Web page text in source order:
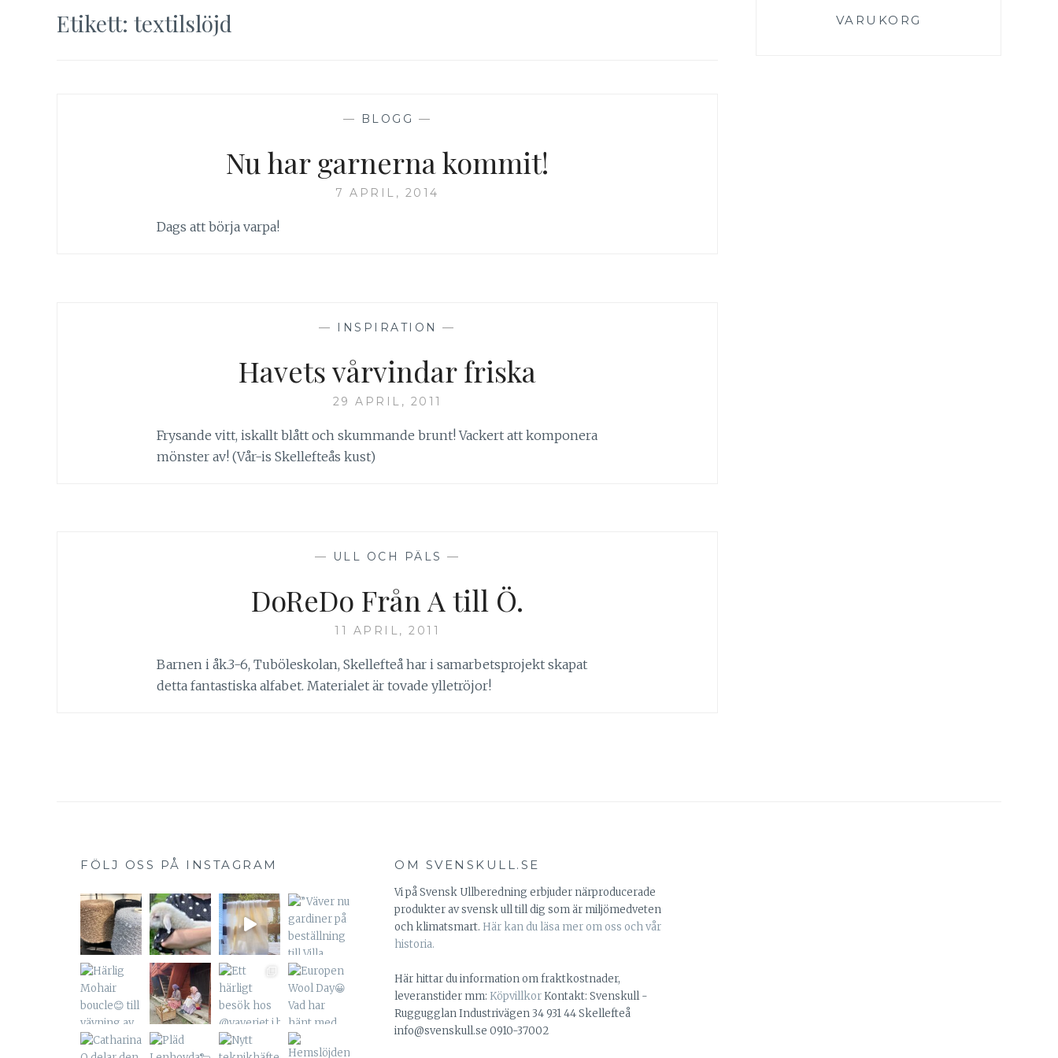
Etikett: textilslöjd
— BLOGG —
Nu har garnerna kommit!
7 APRIL, 2014
Dags att börja varpa!
— INSPIRATION —
Havets vårvindar friska
29 APRIL, 2011
Frysande vitt, iskallt blått och skummande brunt! Vackert att komponera
mönster av! (Vår-is Skellefteås kust)
— ULL OCH PÄLS —
DoReDo Från A till Ö.
11 APRIL, 2011
Barnen i åk.3-6, Tuböleskolan, Skellefteå har i samarbetsprojekt skapat
detta fantastiska alfabet. Materialet är tovade ylletröjor!
VARUKORG
FÖLJ OSS PÅ INSTAGRAM OM SVENSKULL.SE
Vi på Svensk Ullberedning erbjuder närproducerade
produkter av svensk ull till dig som är miljömedveten
och klimatsmart. Här kan du läsa mer om oss och vår
historia.
Här hittar du information om fraktkostnader,
leveranstider mm: KöpvillkorKontakt: Svenskull -
Ruggugglan Industrivägen 34 931 44 Skellefteå
info@svenskull.se 0910-37002